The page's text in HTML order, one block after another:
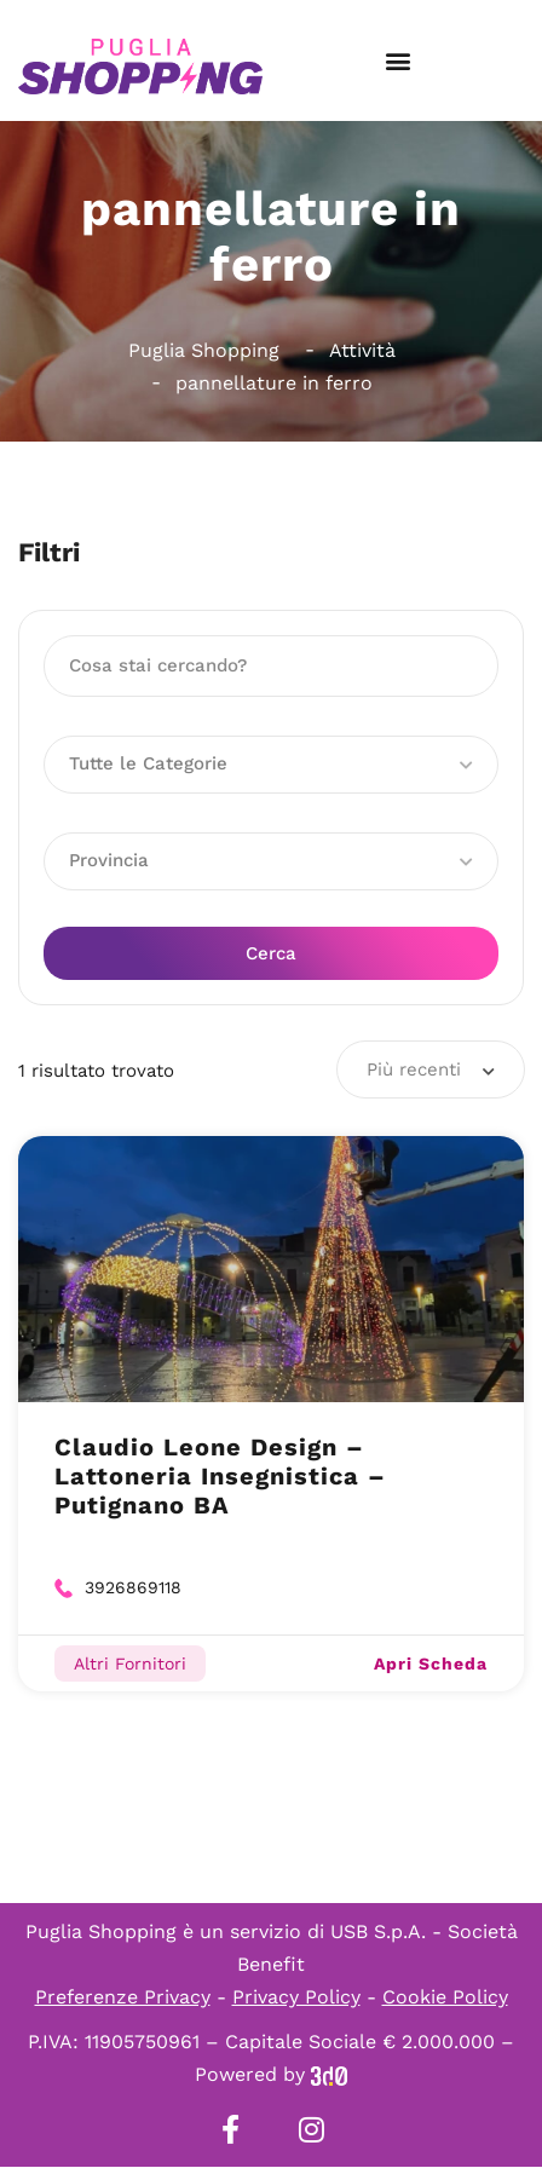
pannellature in
ferro
Puglia Shopping
Attività
pannellature in ferro
Filtri
Tutte le Categorie
Provincia
Cerca
1 risultato trovato Più recenti
Claudio Leone Design –
Lattoneria Insegnistica –
Putignano BA
3926869118
Altri Fornitori Apri Scheda
Puglia Shopping è un servizio di USB S.p.A. - Società
Benefit
Preferenze Privacy- Privacy Policy- Cookie Policy
P.IVA: 11905750961 – Capitale Sociale € 2.000.000 –
Powered by